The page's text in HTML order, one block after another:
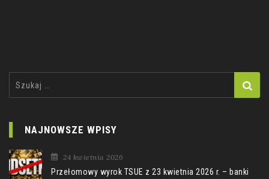
NAJNOWSZE WPISY
24 kwietnia 2026
Przełomowy wyrok TSUE z 23 kwietnia 2026 r. – banki